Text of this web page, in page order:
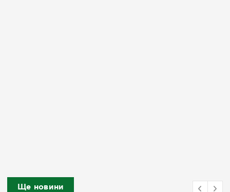
Ще новини